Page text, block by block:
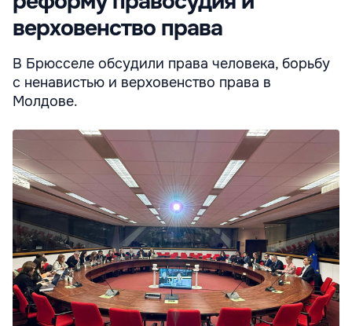
верховенство права
В Брюсселе обсудили права человека, борьбу
с ненавистью и верховенство права в
Молдове.